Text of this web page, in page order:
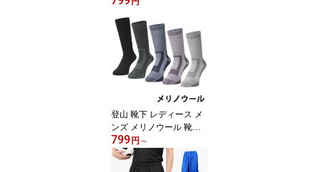
ラス ケース セミハード
EG-3992【セミ ハードケ
ース メガネケース 】
【スノーボード ゴルフ
ラッシュガード 登山 の
際の EG-3990 サングラ
ス 偏光 の保管に】[返品
交換不可]
登山 靴下 レディース メ
ンズ メリノウール 靴下 V
AXPOT(バックスポット)
VA-8259 登山用靴下 ト
レッキングソックス アウ
799 円 ～